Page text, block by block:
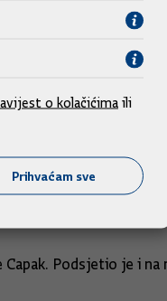
je Capak za
kao i dva
bakterije Bacillus
Podsjetio je i na
o kolačićima ili
Prihvaćam sve